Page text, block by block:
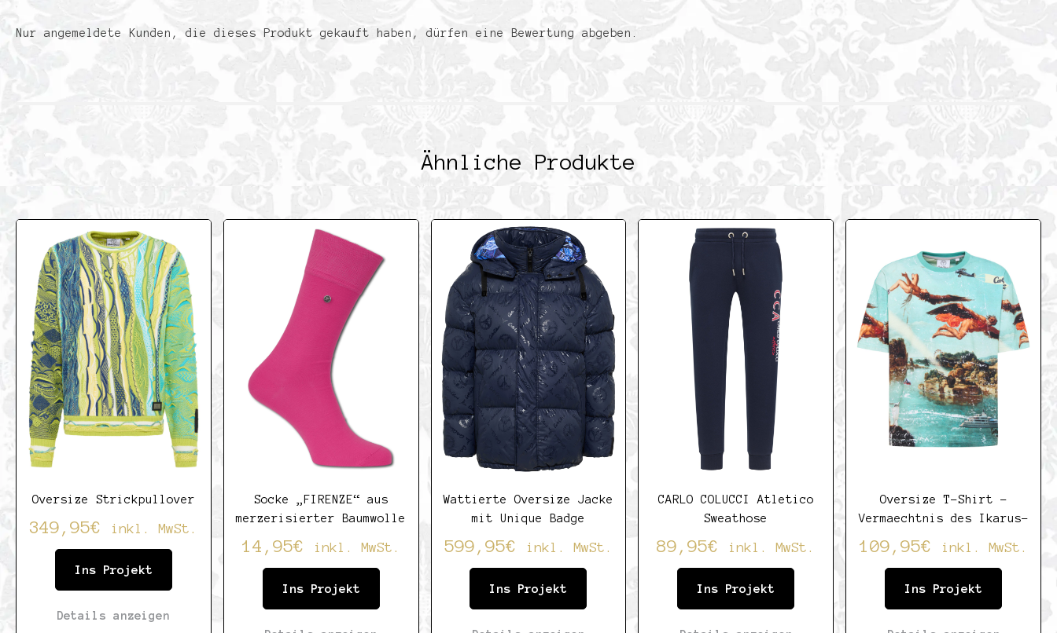
Nur angemeldete Kunden, die dieses Produkt gekauft haben, dürfen eine Bewertung abgeben.
Ähnliche Produkte
Oversize Strickpullover
349,95€ inkl. MwSt.
Ins Projekt
Details anzeigen
Socke „FIRENZE“ aus
merzerisierter Baumwolle
14,95€ inkl. MwSt.
Ins Projekt
Wattierte Oversize Jacke
mit Unique Badge
599,95€ inkl. MwSt.
Ins Projekt
CARLO COLUCCI Atletico
Sweathose
89,95€ inkl. MwSt.
Ins Projekt
Oversize T-Shirt -
Vermaechtnis des Ikarus-
109,95€ inkl. MwSt.
Ins Projekt